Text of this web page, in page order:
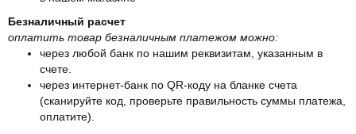
Безналичный расчет
оплатить товар безналичным платежом можно:
через любой банк по нашим реквизитам, указанным в
счете.
через интернет-банк по QR-коду на бланке счета
(сканируйте код, проверьте правильность суммы платежа,
оплатите).